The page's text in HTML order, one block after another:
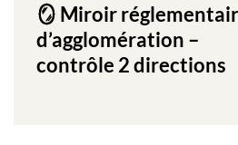
🪞 Miroir
d’agglomération –
contrôle 2 directions